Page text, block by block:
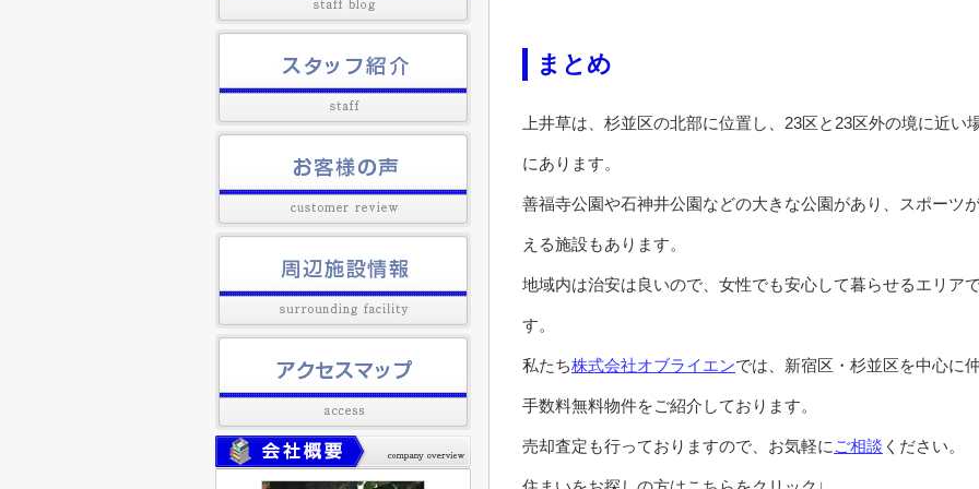
まとめ
上井草は、杉並区の北部に位置し、23区と23区外の境に近い
にあります。
善福寺公園や石神井公園などの大きな公園があり、スポーツ
える施設もあります。
地域内は治安は良いので、女性でも安心して暮らせるエリア
す。
私たち株式会社オブライエンでは、新宿区・杉並区を中心に
手数料無料物件をご紹介しております。
売却査定も行っておりますので、お気軽に ご相談 ください。